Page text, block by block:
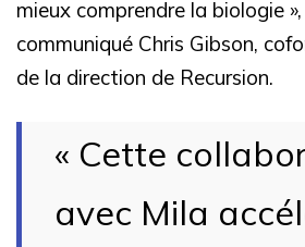
mieux comprendre la biologie
communiqué Chris Gibson,
de la direction de Recursion.
« Cette
avec Mila